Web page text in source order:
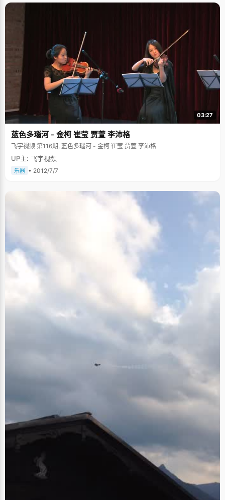
03:27
蓝色多瑙河 - 金柯 崔莹 贾萱 李沛格
飞宇视频 第116期, 蓝色多瑙河 - 金柯 崔莹 贾萱 李沛格
UP主: 飞宇视频
乐器 • 2012/7/7